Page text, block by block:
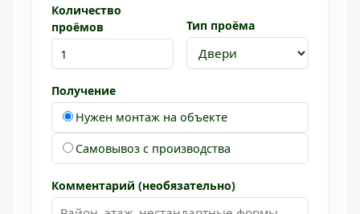
Количество
проёмов
Тип проёма
Получение
Нужен монтаж на объекте
Самовывоз с производства
Комментарий (необязательно)